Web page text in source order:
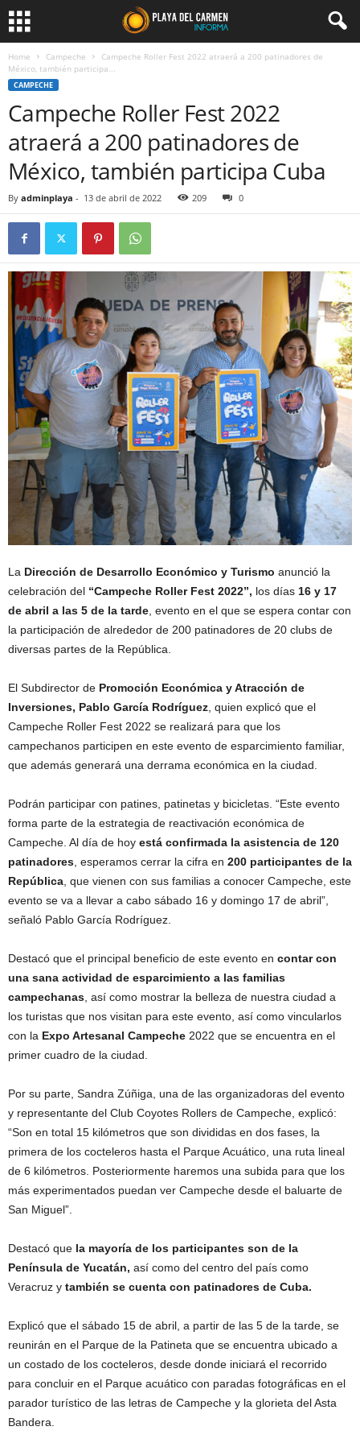
Home Campeche
Campeche Roller Fest 2022 atraerá a 200 patinadores de
México, también participa...
CAMPECHE
Campeche Roller Fest 2022
atraerá a 200 patinadores de
México, también participa Cuba
By adminplaya - 13 de abril de 2022 209 0
La Dirección de Desarrollo Económico y Turismo anunció la
celebración del “Campeche Roller Fest 2022”, los días 16 y 17
de abril a las 5 de la tarde, evento en el que se espera contar con
la participación de alrededor de 200 patinadores de 20 clubs de
diversas partes de la República.
El Subdirector de Promoción Económica y Atracción de
Inversiones, Pablo García Rodríguez, quien explicó que el
Campeche Roller Fest 2022 se realizará para que los
campechanos participen en este evento de esparcimiento familiar,
que además generará una derrama económica en la ciudad.
Podrán participar con patines, patinetas y bicicletas. “Este evento
forma parte de la estrategia de reactivación económica de
Campeche. Al día de hoy está confirmada la asistencia de 120
patinadores, esperamos cerrar la cifra en 200 participantes de la
República, que vienen con sus familias a conocer Campeche, este
evento se va a llevar a cabo sábado 16 y domingo 17 de abril”,
señaló Pablo García Rodríguez.
Destacó que el principal beneficio de este evento en contar con
una sana actividad de esparcimiento a las familias
campechanas, así como mostrar la belleza de nuestra ciudad a
los turistas que nos visitan para este evento, así como vincularlos
con la Expo Artesanal Campeche 2022 que se encuentra en el
primer cuadro de la ciudad.
Por su parte, Sandra Zúñiga, una de las organizadoras del evento
y representante del Club Coyotes Rollers de Campeche, explicó:
“Son en total 15 kilómetros que son divididas en dos fases, la
primera de los cocteleros hasta el Parque Acuático, una ruta lineal
de 6 kilómetros. Posteriormente haremos una subida para que los
más experimentados puedan ver Campeche desde el baluarte de
San Miguel”.
Destacó que la mayoría de los participantes son de la
Península de Yucatán, así como del centro del país como
Veracruz y también se cuenta con patinadores de Cuba.
Explicó que el sábado 15 de abril, a partir de las 5 de la tarde, se
reunirán en el Parque de la Patineta que se encuentra ubicado a
un costado de los cocteleros, desde donde iniciará el recorrido
para concluir en el Parque acuático con paradas fotográficas en el
parador turístico de las letras de Campeche y la glorieta del Asta
Bandera.